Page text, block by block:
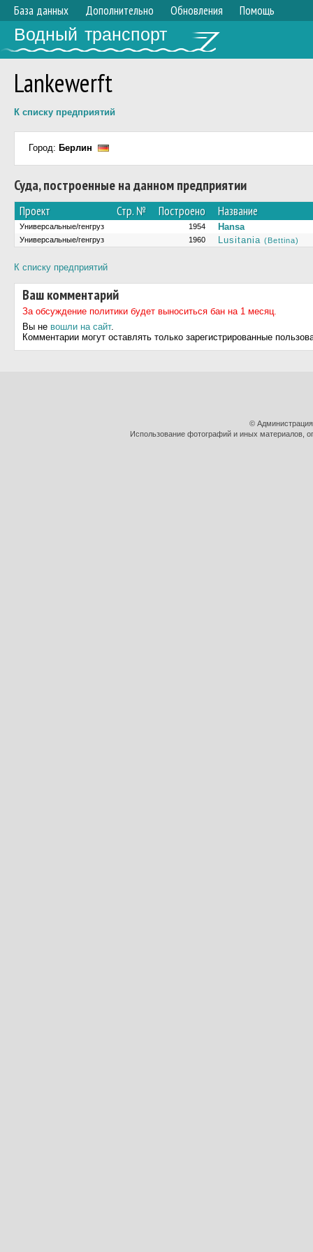
База данных Дополнительно Обновления Помощь
Водный транспорт
Lankewerft
К списку предприятий
Город: Берлин
Суда, построенные на данном предприятии
Проект Стр. № Построено Название
Универсальные/генгруз 1954 Hansa
Универсальные/генгруз 1960 Lusitania (Bettina)
К списку предприятий
Ваш комментарий
За обсуждение политики будет выноситься бан на 1 месяц.
Вы не вошли на сайт.
Комментарии могут оставлять только зарегистрированные
©
Использование фотографий и иных материалов,